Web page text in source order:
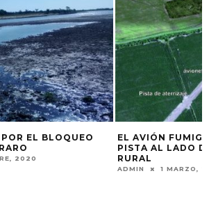
QUE TIENE SU
ESCUELA
TRAS LA PERICIA
LA PAZ
CIERRE EL
ADMIN 14 JUNIO,